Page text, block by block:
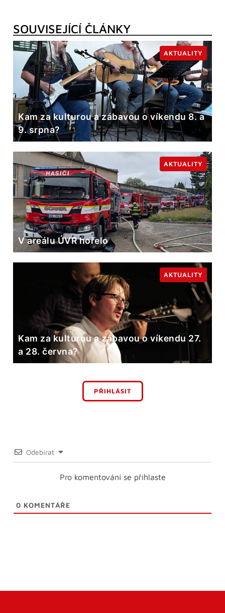
SOUVISEJÍCÍ ČLÁNKY
Kam za kulturou a zábavou o víkendu 8. a
9. srpna?
AKTUALITY
V areálu ÚVR hořelo
AKTUALITY
Kam za kulturou a zábavou o víkendu 27.
a 28. června?
AKTUALITY
PŘIHLÁSIT
Odebírat
Pro komentování se přihlaste
0 KOMENTÁŘE